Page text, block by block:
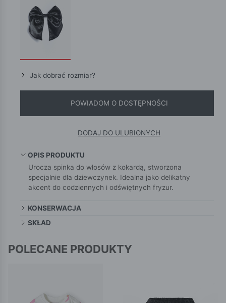
Jak dobrać rozmiar?
POWIADOM O DOSTĘPNOŚCI
DODAJ DO ULUBIONYCH
OPIS PRODUKTU
Urocza spinka do włosów z kokardą, stworzona
specjalnie dla dziewczynek. Idealna jako delikatny
akcent do codziennych i odświętnych fryzur.
KONSERWACJA
SKŁAD
POLECANE PRODUKTY